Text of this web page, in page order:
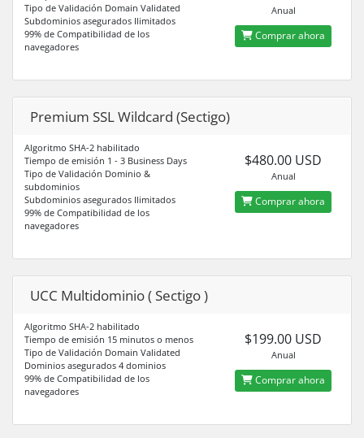
Tipo de Validación Domain Validated
Subdominios asegurados Ilimitados
99% de Compatibilidad de los
navegadores
Anual
Comprar ahora
Premium SSL Wildcard (Sectigo)
Algoritmo SHA-2 habilitado
Tiempo de emisión 1 - 3 Business Days
Tipo de Validación Dominio &
subdominios
Subdominios asegurados Ilimitados
99% de Compatibilidad de los
navegadores
$480.00 USD
Anual
Comprar ahora
UCC Multidominio ( Sectigo )
Algoritmo SHA-2 habilitado
Tiempo de emisión 15 minutos o menos
Tipo de Validación Domain Validated
Dominios asegurados 4 dominios
99% de Compatibilidad de los
navegadores
$199.00 USD
Anual
Comprar ahora